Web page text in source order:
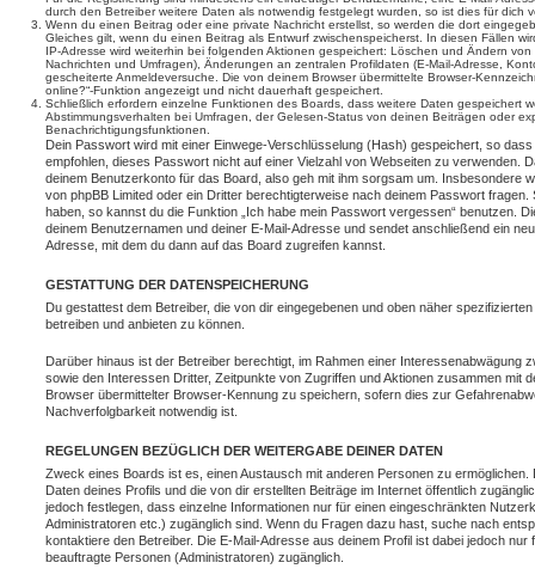
durch den Betreiber weitere Daten als notwendig festgelegt wurden, so ist dies für dich
Wenn du einen Beitrag oder eine private Nachricht erstellst, so werden die dort
Gleiches gilt, wenn du einen Beitrag als Entwurf zwischenspeicherst. In diesen Fällen
IP-Adresse wird weiterhin bei folgenden Aktionen gespeichert: Löschen und Ändern
Nachrichten und Umfragen), Änderungen an zentralen Profildaten (E-Mail-Adresse,
gescheiterte Anmeldeversuche. Die von deinem Browser übermittelte Browser-
online?“-Funktion angezeigt und nicht dauerhaft gespeichert.
Schließlich erfordern einzelne Funktionen des Boards, dass weitere Daten gespeichert
Abstimmungsverhalten bei Umfragen, der Gelesen-Status von deinen Beiträgen oder
Benachrichtigungsfunktionen.
Dein Passwort wird mit einer Einwege-Verschlüsselung (Hash) gespeichert, so
empfohlen, dieses Passwort nicht auf einer Vielzahl von Webseiten zu verwenden.
deinem Benutzerkonto für das Board, also geh mit ihm sorgsam um. Insbesondere
von phpBB Limited oder ein Dritter berechtigterweise nach deinem Passwort
haben, so kannst du die Funktion „Ich habe mein Passwort vergessen“ benutzen.
deinem Benutzernamen und deiner E-Mail-Adresse und sendet anschließend ein
Adresse, mit dem du dann auf das Board zugreifen kannst.
GESTATTUNG DER DATENSPEICHERUNG
Du gestattest dem Betreiber, die von dir eingegebenen und oben näher
betreiben und anbieten zu können.
Darüber hinaus ist der Betreiber berechtigt, im Rahmen einer Interessenabwägung
sowie den Interessen Dritter, Zeitpunkte von Zugriffen und Aktionen zusammen mit
Browser übermittelter Browser-Kennung zu speichern, sofern dies zur
Nachverfolgbarkeit notwendig ist.
REGELUNGEN BEZÜGLICH DER WEITERGABE DEINER DATEN
Zweck eines Boards ist es, einen Austausch mit anderen Personen zu
Daten deines Profils und die von dir erstellten Beiträge im Internet öffentlich
jedoch festlegen, dass einzelne Informationen nur für einen eingeschränkten
Administratoren etc.) zugänglich sind. Wenn du Fragen dazu hast, suche nach
kontaktiere den Betreiber. Die E-Mail-Adresse aus deinem Profil ist dabei jedoch nur
beauftragte Personen (Administratoren) zugänglich.